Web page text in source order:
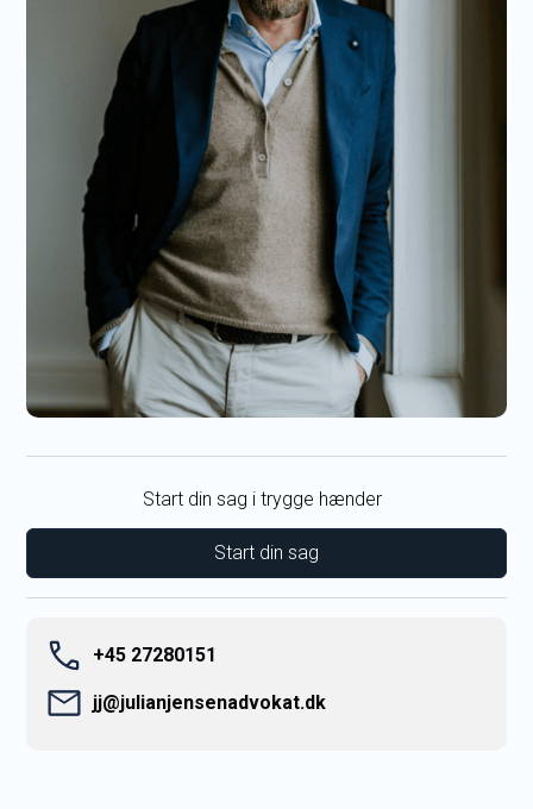
Start din sag i trygge hænder
+45 27280151
jj@julianjensenadvokat.dk